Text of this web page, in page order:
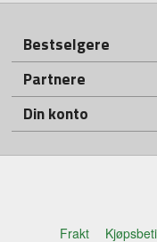
Bestselgere
Partnere
Din konto
Frakt